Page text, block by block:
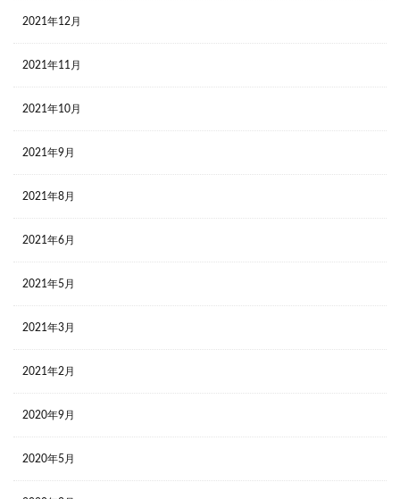
2021年12月
2021年11月
2021年10月
2021年9月
2021年8月
2021年6月
2021年5月
2021年3月
2021年2月
2020年9月
2020年5月